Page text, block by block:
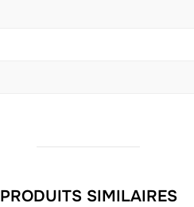
PRODUITS SIMILAIRES